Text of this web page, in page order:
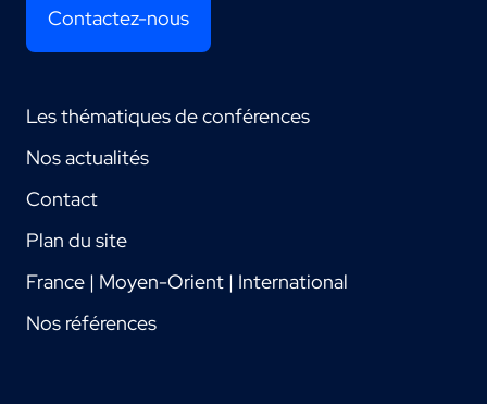
Contactez-nous
Les thématiques de conférences
Nos actualités
Contact
Plan du site
France | Moyen-Orient | International
Nos références